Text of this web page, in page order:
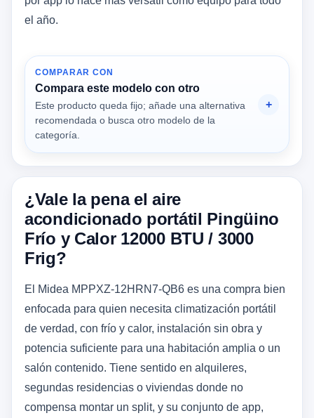
el año.
COMPARAR CON
Compara este modelo con otro
Este producto queda fijo; añade una alternativa
recomendada o busca otro modelo de la
categoría.
¿Vale la pena el aire
acondicionado portátil Pingüino
Frío y Calor 12000 BTU / 3000
Frig?
El Midea MPPXZ-12HRN7-QB6 es una compra bien
enfocada para quien necesita climatización portátil
de verdad, con frío y calor, instalación sin obra y
potencia suficiente para una habitación amplia o un
salón contenido. Tiene sentido en alquileres,
segundas residencias o viviendas donde no
compensa montar un split, y su conjunto de app,